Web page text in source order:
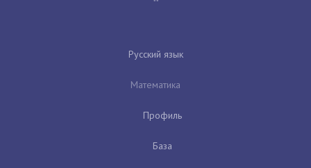
Русский язык
Математика
Профиль
База